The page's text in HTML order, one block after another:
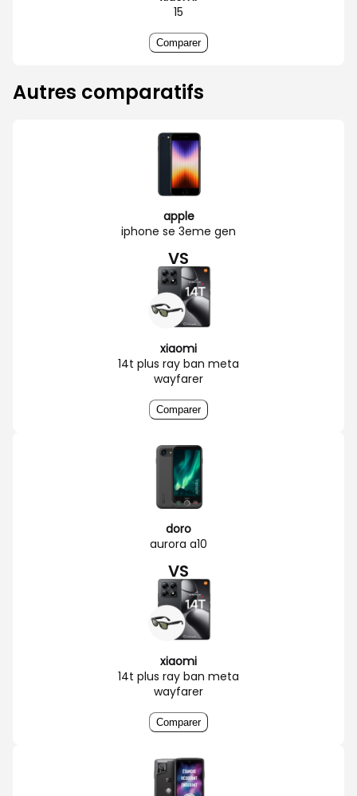
15
Comparer
Autres comparatifs
apple
iphone se 3eme gen
VS
xiaomi
14t plus ray ban meta
wayfarer
Comparer
doro
aurora a10
VS
xiaomi
14t plus ray ban meta
wayfarer
Comparer